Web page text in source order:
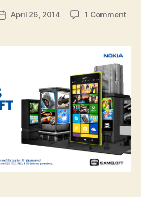
PostApril 26, 2014 1 Commenton
and